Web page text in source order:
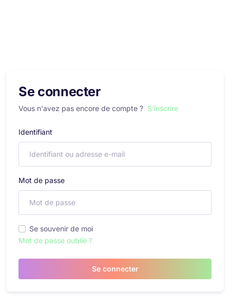
Se connecter
Vous n'avez pas encore de compte ? S'inscrire
Identifiant
Mot de passe
Se souvenir de moi
Mot de passe oublié ?
Se connecter